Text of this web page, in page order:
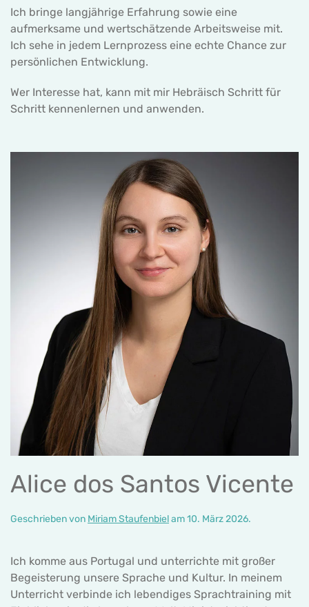
Ich bringe langjährige Erfahrung sowie eine
aufmerksame und wertschätzende Arbeitsweise mit.
Ich sehe in jedem Lernprozess eine echte Chance zur
persönlichen Entwicklung.
Wer Interesse hat, kann mit mir Hebräisch Schritt für
Schritt kennenlernen und anwenden.
Alice dos Santos Vicente
Geschrieben von Miriam Staufenbielam10. März 2026.
Ich komme aus Portugal und unterrichte mit großer
Begeisterung unsere Sprache und Kultur. In meinem
Unterricht verbinde ich lebendiges Sprachtraining mit